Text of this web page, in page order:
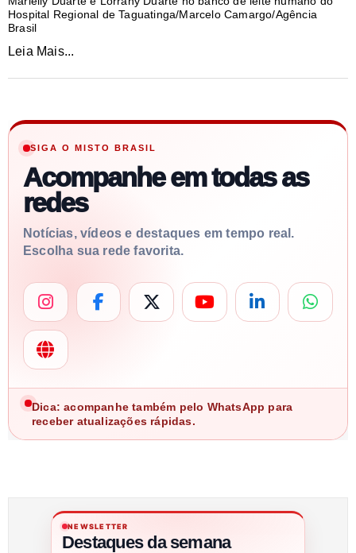
Hospital Regional de Taguatinga/Marcelo Camargo/Agência
Brasil
Leia Mais...
SIGA O MISTO BRASIL
Acompanhe em todas as
redes
Notícias, vídeos e destaques em tempo real.
Escolha sua rede favorita.
Dica: acompanhe também pelo WhatsApp para
receber atualizações rápidas.
NEWSLETTER
Destaques da semana